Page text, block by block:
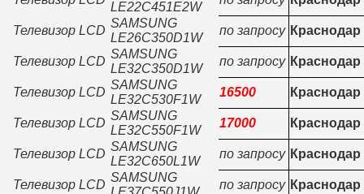
LE22C451E2W
Телевизор LCD
SAMSUNG
LE26C350D1W
по запросу Краснодар
Телевизор LCD
SAMSUNG
LE32C350D1W
по запросу Краснодар
Телевизор LCD
SAMSUNG
LE32C530F1W
16500 Краснодар
Телевизор LCD
SAMSUNG
LE32C550F1W
17000 Краснодар
Телевизор LCD
SAMSUNG
LE32C650L1W
по запросу Краснодар
Телевизор LCD
SAMSUNG
по запросу Краснодар